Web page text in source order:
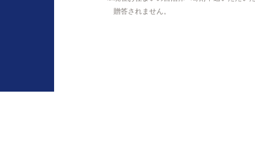
贈答されません。